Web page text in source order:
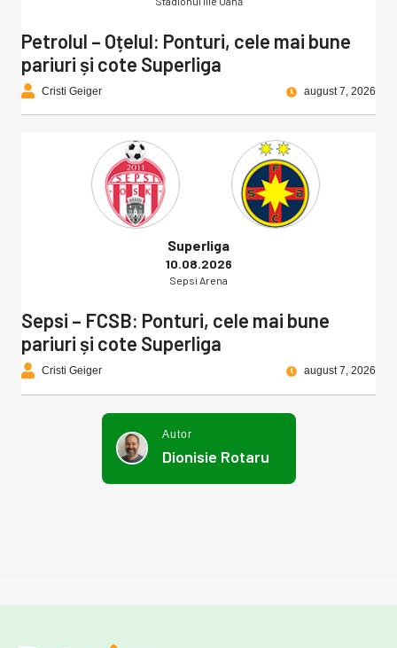
Petrolul – Oțelul: Ponturi, cele mai bune
pariuri și cote Superliga
Cristi Geiger august 7, 2026
Superliga
10.08.2026
Sepsi Arena
Sepsi – FCSB: Ponturi, cele mai bune
pariuri și cote Superliga
Cristi Geiger august 7, 2026
Autor
Dionisie Rotaru